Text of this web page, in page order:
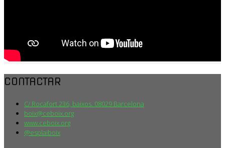
CONTACTAR
C/ Rocafort 236, baixos. 08029 Barcelona
boix@ceboix.org
www.ceboix.org
@esplaiboix